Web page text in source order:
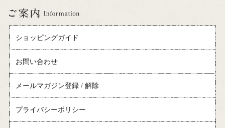
ショッピングガイド
お問い合わせ
メールマガジン登録 / 解除
プライバシーポリシー